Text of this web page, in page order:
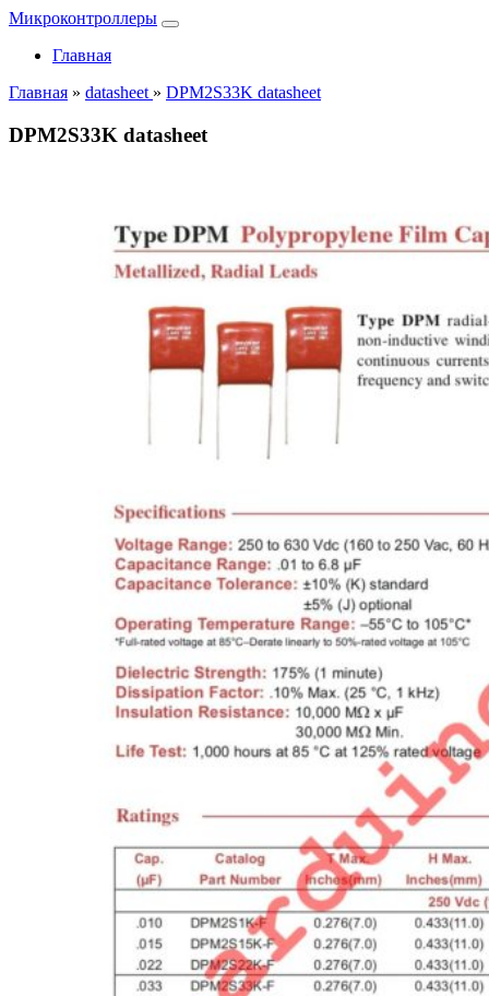
Микроконтроллеры
Главная
Главная » datasheet » DPM2S33K datasheet
DPM2S33K datasheet